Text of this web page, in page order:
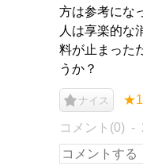
方は参考にな
人は享楽的な
料が止まった
うか？
ナイス ★1
コメント(0)